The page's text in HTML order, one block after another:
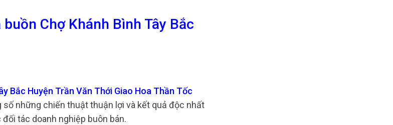
Chợ Khánh Bình Tây Bắc
Bắc Huyện Trần Văn Thới Giao Hoa Thần Tốc
những chiến thuật thuận lợi và kết quả độc nhất
tác doanh nghiệp buôn bán.